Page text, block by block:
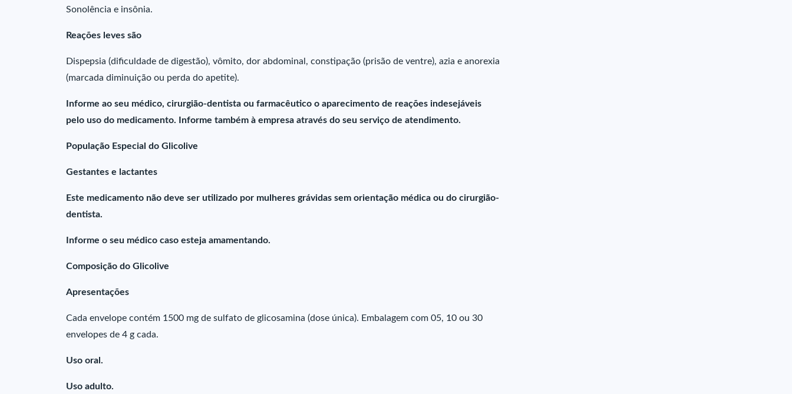
Sonolência e insônia.
Reações leves são
Dispepsia (dificuldade de digestão), vômito, dor abdominal, constipação (prisão de ventre), azia e anorexia
(marcada diminuição ou perda do apetite).
Informe ao seu médico, cirurgião-dentista ou farmacêutico o aparecimento de reações indesejáveis
pelo uso do medicamento. Informe também à empresa através do seu serviço de atendimento.
População Especial do Glicolive
Gestantes e lactantes
Este medicamento não deve ser utilizado por mulheres grávidas sem orientação médica ou do cirurgião-
dentista.
Informe o seu médico caso esteja amamentando.
Composição do Glicolive
Apresentações
Cada envelope contém 1500 mg de sulfato de glicosamina (dose única). Embalagem com 05, 10 ou 30
envelopes de 4 g cada.
Uso oral.
Uso adulto.